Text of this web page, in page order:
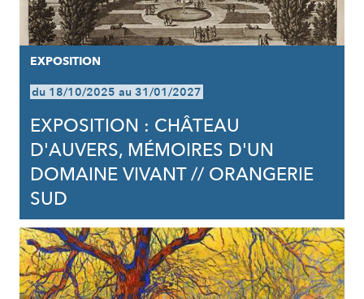
EXPOSITION
du 18/10/2025 au 31/01/2027
EXPOSITION : CHÂTEAU
D'AUVERS, MÉMOIRES D'UN
DOMAINE VIVANT // ORANGERIE
SUD